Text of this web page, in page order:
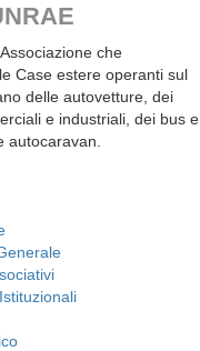
che
Case estere operanti sul
delle autovetture, dei
e industriali, dei bus e
autocaravan.